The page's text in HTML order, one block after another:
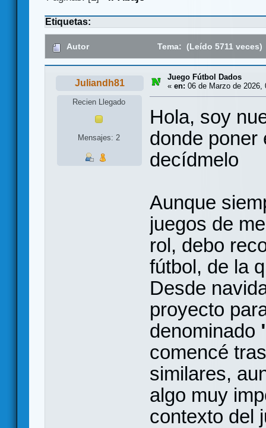
Etiquetas:
Autor Tema: (Leído 5711 veces)
Juliandh81
Recien Llegado
Mensajes: 2
Juego Fútbol Dados
« en: 06 de Marzo de 2026,
Hola, soy
donde poner
decídmelo
Aunque
juegos de
rol, debo
fútbol, de la
Desde
proyecto
denominado
comencé
similares,
algo muy
contexto del